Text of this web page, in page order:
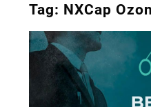
Tag: NXCap Ozon